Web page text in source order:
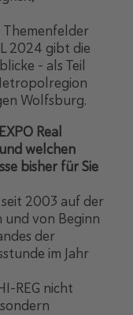
2024 gibt die
- als Teil
Wolfsburg.
Real
welchen
bisher für Sie
seit 2003 auf der
und von Beginn
der
im Jahr
REG nicht